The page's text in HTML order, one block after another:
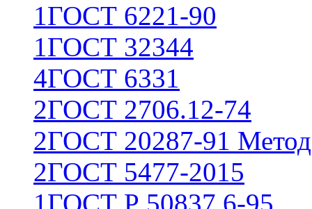
1ГОСТ 6221-90
1ГОСТ 32344
4ГОСТ 6331
2ГОСТ 2706.12-74
2ГОСТ 20287-91
2ГОСТ 5477-2015